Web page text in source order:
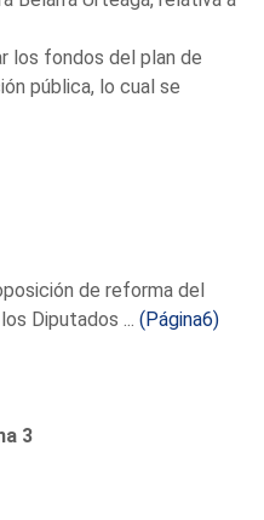
los fondos del plan de
pública, lo cual se
de reforma del
Diputados ...(Página6)
3